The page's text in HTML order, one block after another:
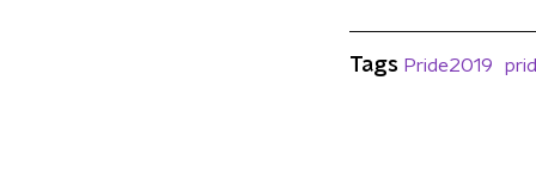
Tags Pride2019